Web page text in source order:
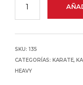
SKU: 135
CATEGORÍAS: KARATE,
HEAVY